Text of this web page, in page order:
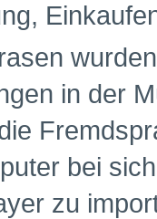
in der
bei
zu